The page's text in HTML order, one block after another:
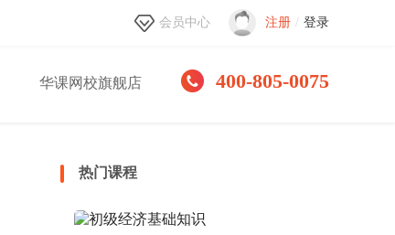
会员中心 注册 / 登录
华课网校旗舰店 400-805-0075
热门课程